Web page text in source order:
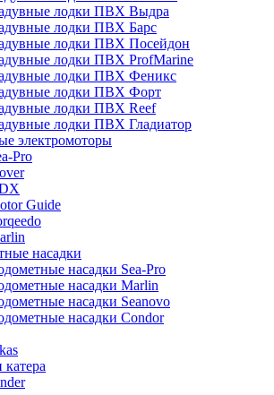
лодки ПВХ Выдра
лодки ПВХ Барс
лодки ПВХ Посейдон
лодки ПВХ ProfMarine
лодки ПВХ Феникс
лодки ПВХ Форт
лодки ПВХ Reef
лодки ПВХ Гладиатор
электромоторы
Pro
Guide
насадки
насадки Sea-Pro
насадки Marlin
насадки Seanovo
насадки Condor